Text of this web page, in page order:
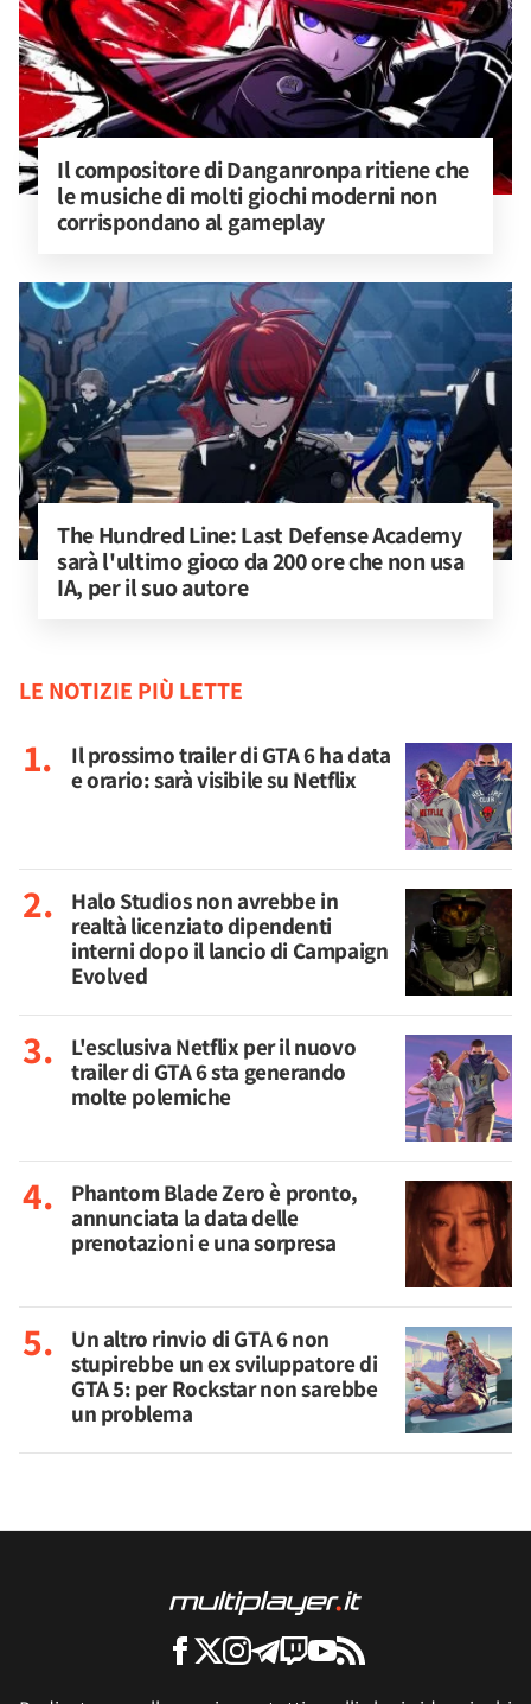
Il compositore di Danganronpa ritiene che
le musiche di molti giochi moderni non
corrispondano al gameplay
The Hundred Line: Last Defense Academy
sarà l'ultimo gioco da 200 ore che non usa
IA, per il suo autore
LE NOTIZIE PIÙ LETTE
Il prossimo trailer di GTA 6 ha data
e orario: sarà visibile su Netflix
Halo Studios non avrebbe in
realtà licenziato dipendenti
interni dopo il lancio di Campaign
Evolved
L'esclusiva Netflix per il nuovo
trailer di GTA 6 sta generando
molte polemiche
Phantom Blade Zero è pronto,
annunciata la data delle
prenotazioni e una sorpresa
Un altro rinvio di GTA 6 non
stupirebbe un ex sviluppatore di
GTA 5: per Rockstar non sarebbe
un problema